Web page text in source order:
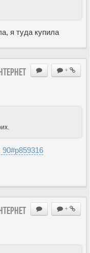
я туда купила
+
+